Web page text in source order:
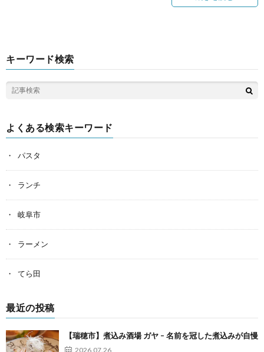
キーワード検索
よくある検索キーワード
パスタ
ランチ
岐阜市
ラーメン
てら田
最近の投稿
【瑞穂市】煮込み酒場 ガヤ – 名前を冠した煮込みが自慢
2026.07.26